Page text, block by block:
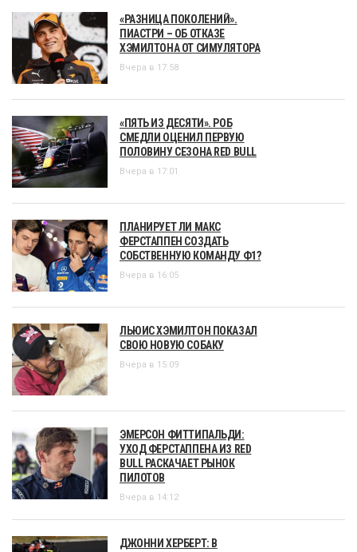
«РАЗНИЦА ПОКОЛЕНИЙ».
ПИАСТРИ – ОБ ОТКАЗЕ
ХЭМИЛТОНА ОТ СИМУЛЯТОРА
Вчера в 17:58
«ПЯТЬ ИЗ ДЕСЯТИ». РОБ
СМЕДЛИ ОЦЕНИЛ ПЕРВУЮ
ПОЛОВИНУ СЕЗОНА RED BULL
Вчера в 17:01
ПЛАНИРУЕТ ЛИ МАКС
ФЕРСТАППЕН СОЗДАТЬ
СОБСТВЕННУЮ КОМАНДУ Ф1?
Вчера в 16:05
ЛЬЮИС ХЭМИЛТОН ПОКАЗАЛ
СВОЮ НОВУЮ СОБАКУ
Вчера в 15:09
ЭМЕРСОН ФИТТИПАЛЬДИ:
УХОД ФЕРСТАППЕНА ИЗ RED
BULL РАСКАЧАЕТ РЫНОК
ПИЛОТОВ
Вчера в 14:12
ДЖОННИ ХЕРБЕРТ: В